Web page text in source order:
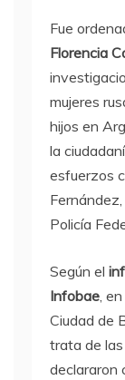
Fue
Florencia
mujeres
hijos en
la
esfuerzos
Policía
Según el
Infobae,
Ciudad de
trata de
declararon